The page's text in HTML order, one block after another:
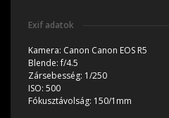
Exif adatok
Kamera: Canon Canon EOS R5
Blende:f/4.5
Zársebesség: 1/250
ISO: 500
Fókusztávolság: 150/1mm